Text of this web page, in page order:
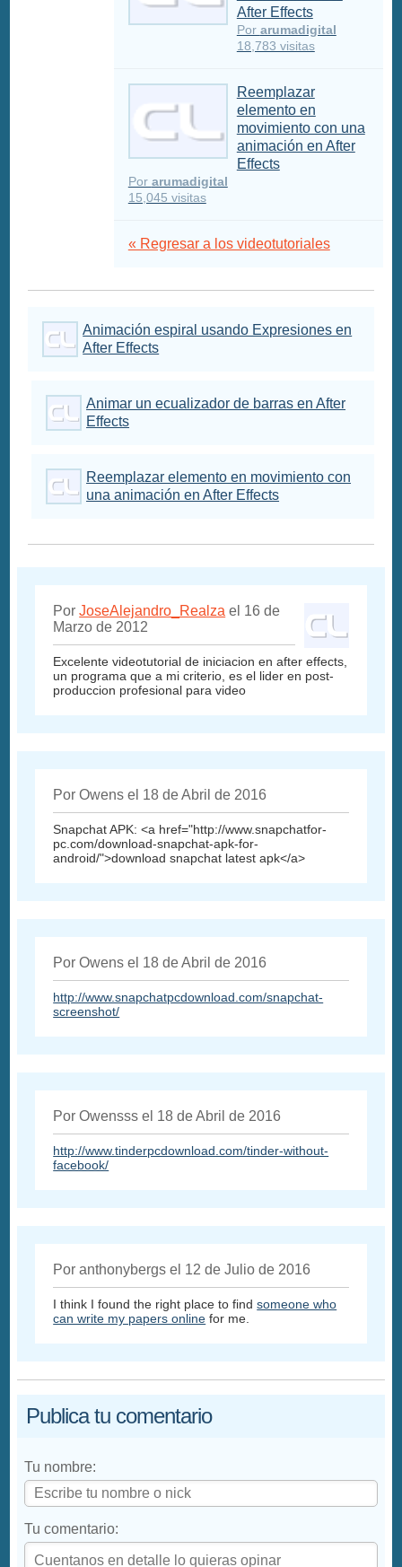
After Effects
Por arumadigital
18,783 visitas
Reemplazar
elemento en
movimiento con una
animación en After
Effects
Por arumadigital
15,045 visitas
« Regresar a los videotutoriales
Animación espiral usando Expresiones en
After Effects
Animar un ecualizador de barras en After
Effects
Reemplazar elemento en movimiento con
una animación en After Effects
PorJoseAlejandro_Realza el 16 de
Marzo de 2012
Excelente videotutorial de iniciacion en after effects,
un programa que a mi criterio, es el lider en post-
produccion profesional para video
Por Owens el 18 de Abril de 2016
Snapchat APK: <a href="http://www.snapchatfor-
pc.com/download-snapchat-apk-for-
android/">download snapchat latest apk</a>
Por Owens el 18 de Abril de 2016
http://www.snapchatpcdownload.com/snapchat-
screenshot/
Por Owensss el 18 de Abril de 2016
http://www.tinderpcdownload.com/tinder-without-
facebook/
Por anthonybergs el 12 de Julio de 2016
I think I found the right place to findsomeone who
can write my papers online for me.
Publica tu comentario
Tu nombre:
Tu comentario: